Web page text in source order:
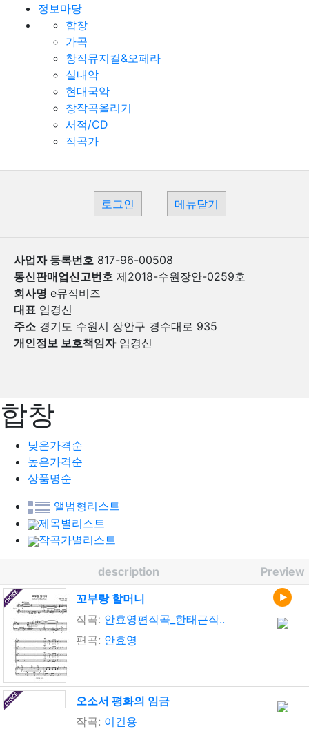
정보마당
합창
가곡
창작뮤지컬&오페라
실내악
현대국악
창작곡올리기
서적/CD
작곡가
로그인 메뉴닫기
사업자 등록번호 817-96-00508
통신판매업신고번호 제2018-수원장안-0259호
회사명 e뮤직비즈
대표 임경신
주소 경기도 수원시 장안구 경수대로 935
개인정보 보호책임자임경신
합창
낮은가격순
높은가격순
상품명순
앨범형리스트
제목별리스트
작곡가별리스트
description
Preview
꼬부랑 할머니
작곡: 안효영편작곡_한태근작..
편곡: 안효영
오소서 평화의 임금
작곡: 이건용